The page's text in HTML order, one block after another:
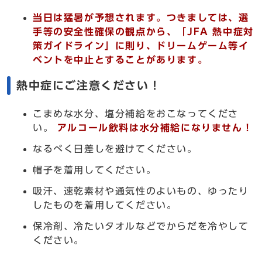
当日は猛暑が予想されます。 つきましては、選
手等の安全性確保の観点から、「JFA 熱中症対
策ガイドライン」に則り、ドリームゲーム等イ
ベントを中止とすることがあります。
熱中症にご注意ください！
こまめな水分、塩分補給をおこなってくださ
い。 アルコール飲料は水分補給になりません！
なるべく日差しを避けてください。
帽子を着用してください。
吸汗、速乾素材や通気性のよいもの、ゆったり
したものを着用してください。
保冷剤、冷たいタオルなどでからだを冷やして
ください。